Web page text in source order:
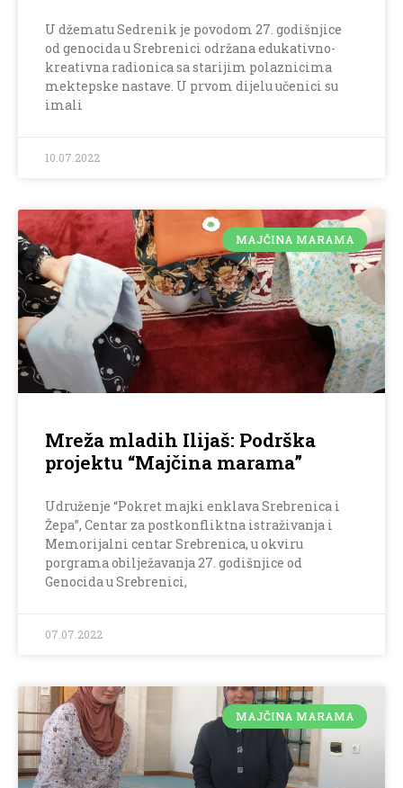
U džematu Sedrenik je povodom 27. godišnjice
od genocida u Srebrenici održana edukativno-
kreativna radionica sa starijim polaznicima
mektepske nastave. U prvom dijelu učenici su
imali
10.07.2022
MAJČINA MARAMA
Mreža mladih Ilijaš: Podrška
projektu “Majčina marama”
Udruženje “Pokret majki enklava Srebrenica i
Žepa”, Centar za postkonfliktna istraživanja i
Memorijalni centar Srebrenica, u okviru
porgrama obilježavanja 27. godišnjice od
Genocida u Srebrenici,
07.07.2022
MAJČINA MARAMA